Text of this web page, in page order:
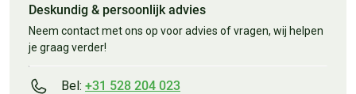
Deskundig & persoonlijk advies
Neem contact met ons op voor advies of vragen, wij helpen
je graag verder!
Bel: +31 528 204 023